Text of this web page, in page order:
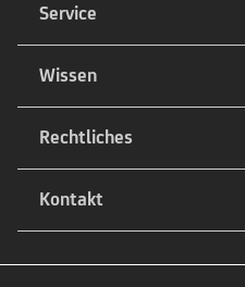
Service
Wissen
Rechtliches
Kontakt